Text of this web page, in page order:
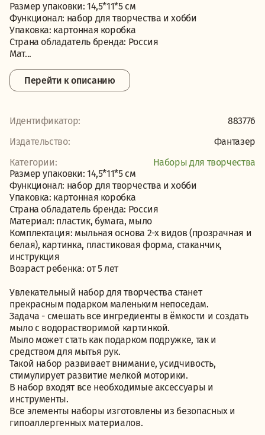
Размер упаковки: 14,5*11*5 см
Функционал: набор для творчества и хобби
Упаковка: картонная коробка
Страна обладатель бренда: Россия
Мат...
Перейти к описанию
Идентификатор:
883776
Издательство:
Фантазер
Категории:
Наборы для творчества
Размер упаковки: 14,5*11*5 см
Функционал: набор для творчества и хобби
Упаковка: картонная коробка
Страна обладатель бренда: Россия
Материал: пластик, бумага, мыло
Комплектация: мыльная основа 2-х видов (прозрачная и
белая), картинка, пластиковая форма, стаканчик,
инструкция
Возраст ребенка: от 5 лет
Увлекательный набор для творчества станет
прекрасным подарком маленьким непоседам.
Задача - смешать все ингредиенты в ёмкости и создать
мыло с водорастворимой картинкой.
Мыло может стать как подарком подружке, так и
средством для мытья рук.
Такой набор развивает внимание, усидчивость,
стимулирует развитие мелкой моторики.
В набор входят все необходимые аксессуары и
инструменты.
Все элементы наборы изготовлены из безопасных и
гипоаллергенных материалов.